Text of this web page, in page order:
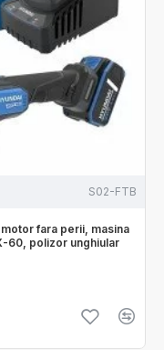
S02-FTB
fara perii, masina
60, polizor unghiular